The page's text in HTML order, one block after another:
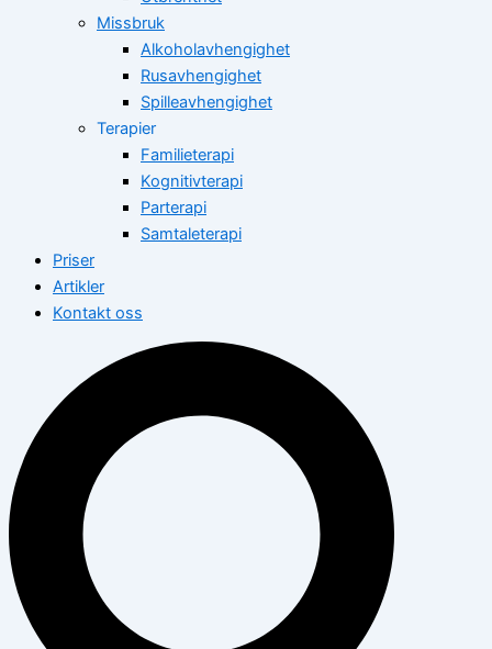
Missbruk
Alkoholavhengighet
Rusavhengighet
Spilleavhengighet
Terapier
Familieterapi
Kognitivterapi
Parterapi
Samtaleterapi
Priser
Artikler
Kontakt oss